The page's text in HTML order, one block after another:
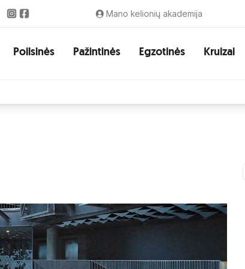
Mano kelionių akademija
Poilsinės Pažintinės Egzotinės Kruizai